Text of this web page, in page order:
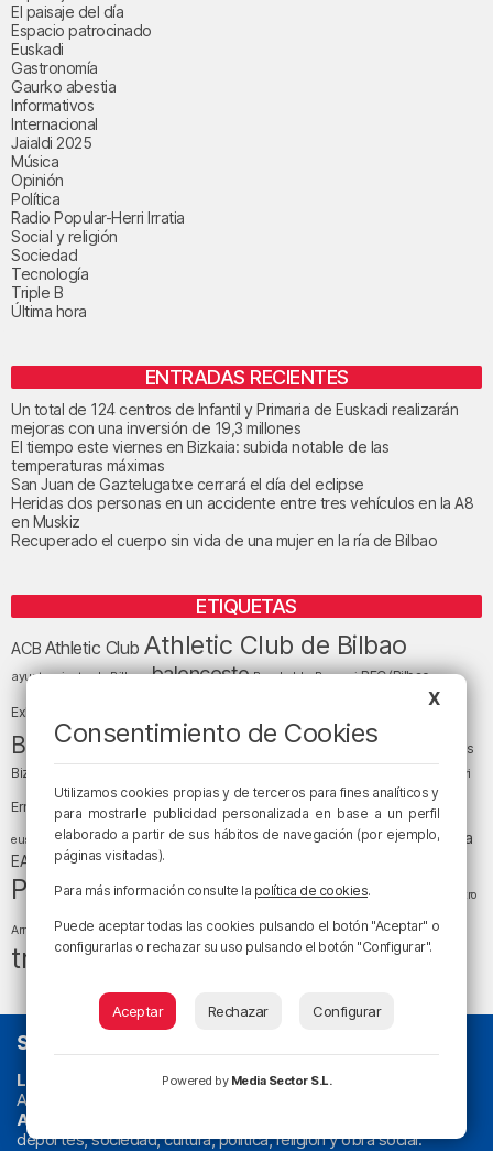
El paisaje del día
Espacio patrocinado
Euskadi
Gastronomía
Gaurko abestia
Informativos
Internacional
Jaialdi 2025
Música
Opinión
Política
Radio Popular-Herri Irratia
Social y religión
Sociedad
Tecnología
Triple B
Última hora
ENTRADAS RECIENTES
Un total de 124 centros de Infantil y Primaria de Euskadi realizarán
mejoras con una inversión de 19,3 millones
El tiempo este viernes en Bizkaia: subida notable de las
temperaturas máximas
San Juan de Gaztelugatxe cerrará el día del eclipse
Heridas dos personas en un accidente entre tres vehículos en la A8
en Muskiz
Recuperado el cuerpo sin vida de una mujer en la ría de Bilbao
ETIQUETAS
ACB Athletic Club Athletic Club de Bilbao
ayuntamiento de Bilbao baloncesto Barakaldo Basauri BEC (Bilbao
Exhibition Center) Bizkaia
Bizkaia y sus comarcas Copa del Rey cultura
Cáritas
Bizkaia
Diócesis de Bilbao el tiempo Enkarterri
Ernesto Valverde Ertzaintza Euskadi (País Vasco)
euskera fiestas fútbol Gobierno vasco juanma jubera LaLiga LaLiga
EA Sports Liga Endesa
Política religión San Mamés sociedadsucesos Teatro
Arriaga tiempotiempo atmosféricotráfico
tráfico en Bizkaia
SOBRE NOSOTROS
La radio sin cadenas. Desde 1960 haciendo radio en Bilbao.
Actualidad y
Athletic
deportes, sociedad, cultura, política, religión y obra social.
X
Consentimiento de Cookies
Utilizamos cookies propias y de terceros para fines analíticos y
para mostrarle publicidad personalizada en base a un perfil
elaborado a partir de sus hábitos de navegación (por ejemplo,
páginas visitadas).
Para más información consulte la política de cookies.
Puede aceptar todas las cookies pulsando el botón "Aceptar" o
configurarlas o rechazar su uso pulsando el botón "Configurar".
Aceptar Rechazar Configurar
Powered by Media Sector S.L.